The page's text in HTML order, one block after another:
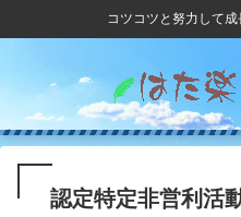
コツコツと努力して
認定特定非営利活